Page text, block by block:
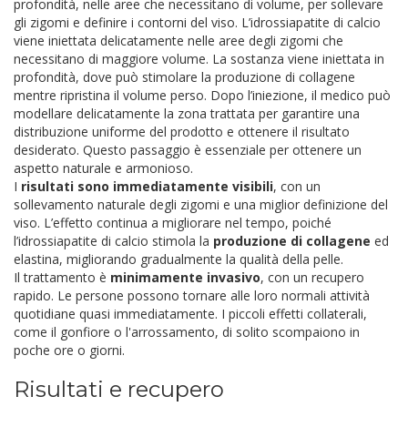
profondità, nelle aree che necessitano di volume, per sollevare
gli zigomi e definire i contorni del viso. L’idrossiapatite di calcio
viene iniettata delicatamente nelle aree degli zigomi che
necessitano di maggiore volume. La sostanza viene iniettata in
profondità, dove può stimolare la produzione di collagene
mentre ripristina il volume perso. Dopo l’iniezione, il medico può
modellare delicatamente la zona trattata per garantire una
distribuzione uniforme del prodotto e ottenere il risultato
desiderato. Questo passaggio è essenziale per ottenere un
aspetto naturale e armonioso.
I risultati sono immediatamente visibili, con un
sollevamento naturale degli zigomi e una miglior definizione del
viso. L’effetto continua a migliorare nel tempo, poiché
l’idrossiapatite di calcio stimola la produzione di collagene ed
elastina, migliorando gradualmente la qualità della pelle.
Il trattamento è minimamente invasivo, con un recupero
rapido. Le persone possono tornare alle loro normali attività
quotidiane quasi immediatamente. I piccoli effetti collaterali,
come il gonfiore o l'arrossamento, di solito scompaiono in
poche ore o giorni.
Risultati e recupero